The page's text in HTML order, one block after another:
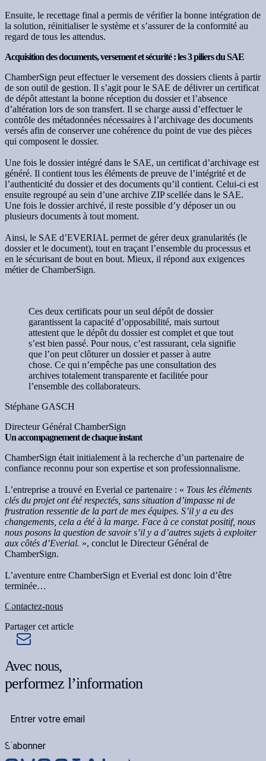
Ensuite, le recettage final a permis de vérifier la bonne intégration de
la solution, réinitialiser le système et s’assurer de la conformité au
regard de tous les attendus.
Acquisition des documents, versement et sécurité : les 3 piliers du SAE
ChamberSign peut effectuer le versement des dossiers clients à partir
de son outil de gestion. Il s’agit pour le SAE de délivrer un certificat
de dépôt attestant la bonne réception du dossier et l’absence
d’altération lors de son transfert. Il se charge aussi d’effectuer le
contrôle des métadonnées nécessaires à l’archivage des documents
versés afin de conserver une cohérence du point de vue des pièces
qui composent le dossier.
Une fois le dossier intégré dans le SAE, un certificat d’archivage est
généré. Il contient tous les éléments de preuve de l’intégrité et de
l’authenticité du dossier et des documents qu’il contient. Celui-ci est
ensuite regroupé au sein d’une archive ZIP scellée dans le SAE.
Une fois le dossier archivé, il reste possible d’y déposer un ou
plusieurs documents à tout moment.
Ainsi, le SAE d’EVERIAL permet de gérer deux granularités (le
dossier et le document), tout en traçant l’ensemble du processus et
en le sécurisant de bout en bout. Mieux, il répond aux exigences
métier de ChamberSign.
Ces deux certificats pour un seul dépôt de dossier
garantissent la capacité d’opposabilité, mais surtout
attestent que le dépôt du dossier est complet et que tout
s’est bien passé. Pour nous, c’est rassurant, cela signifie
que l’on peut clôturer un dossier et passer à autre
chose. Ce qui n’empêche pas une consultation des
archives totalement transparente et facilitée pour
l’ensemble des collaborateurs.
Stéphane GASCH
Directeur Général ChamberSign
Un accompagnement de chaque instant
ChamberSign était initialement à la recherche d’un partenaire de
confiance reconnu pour son expertise et son professionnalisme.
L’entreprise a trouvé en Everial ce partenaire : « Tous les éléments
clés du projet ont été respectés, sans situation d’impasse ni de
frustration ressentie de la part de mes équipes. S’il y a eu des
changements, cela a été à la marge. Face à ce constat positif, nous
nous posons la question de savoir s’il y a d’autres sujets à exploiter
aux côtés d’Everial. », conclut le Directeur Général de
ChamberSign.
L’aventure entre ChamberSign et Everial est donc loin d’être
terminée…
Contactez-nous
Partager cet article
Avec nous,
performez l’information
S'abonner